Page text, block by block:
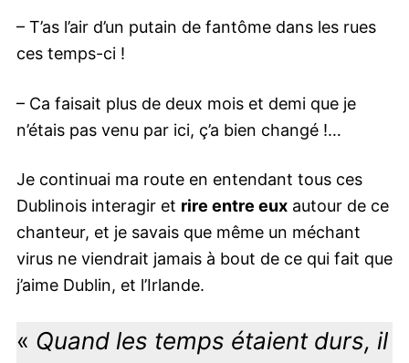
– T’as l’air d’un putain de fantôme dans les rues
ces temps-ci !
– Ca faisait plus de deux mois et demi que je
n’étais pas venu par ici, ç’a bien changé !…
Je continuai ma route en entendant tous ces
Dublinois interagir et rire entre eux autour de ce
chanteur, et je savais que même un méchant
virus ne viendrait jamais à bout de ce qui fait que
j’aime Dublin, et l’Irlande.
« Quand les temps étaient durs, il